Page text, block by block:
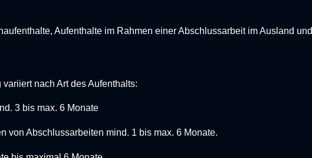
Aufenthalte im Rahmen einer Abschlussarbeit im Ausland und
nach Art des Aufenthalts:
3 bis max. 6 Monate
von Abschlussarbeiten mind. 1 bis max. 6 Monate.